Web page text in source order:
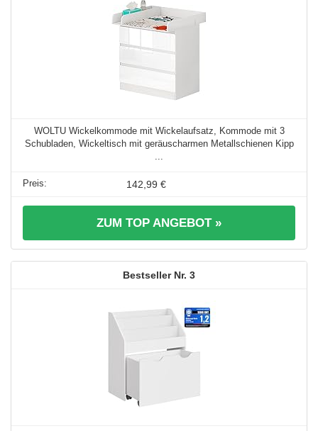
WOLTU Wickelkommode mit Wickelaufsatz, Kommode mit 3
Schubladen, Wickeltisch mit geräuscharmen Metallschienen Kipp
142,99 €
ZUM TOP ANGEBOT »
3